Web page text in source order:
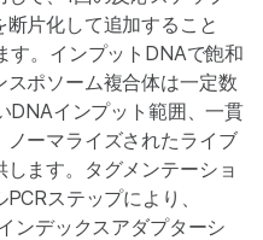
片化して追加すること
す。インプットDNAで飽和
ポソーム複合体は一定数
DNAインプット範囲、一貫
ノーマライズされたライブ
ます。タグメンテーショ
ステップにより、
ンデックスアダプターシ